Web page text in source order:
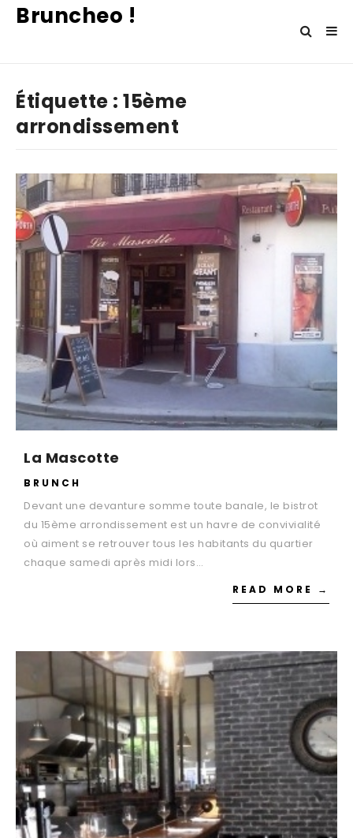
Bruncheo !
Étiquette : 15ème
arrondissement
La Mascotte
BRUNCH
Devant une devanture somme toute banale, le bistrot
du 15ème arrondissement est un havre de convivialité
où aiment se retrouver tous les habitants du quartier
chaque samedi après midi lors…
READ MORE →